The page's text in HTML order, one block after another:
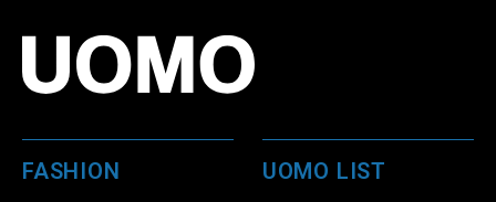
FASHION UOMO LIST